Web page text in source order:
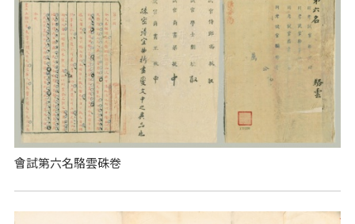
會試第六名駱雲硃卷